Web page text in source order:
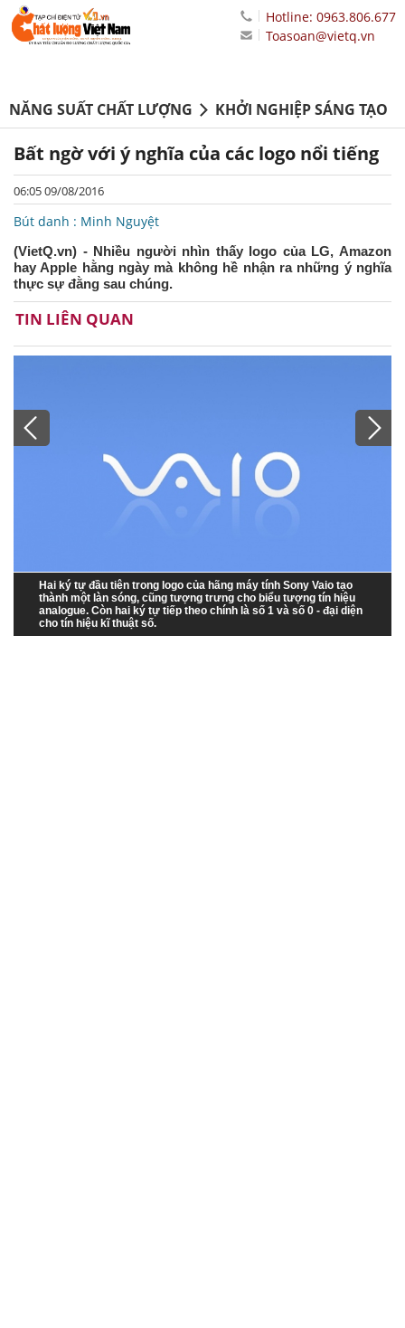
Hotline: 0963.806.677
Toasoan@vietq.vn
NĂNG SUẤT CHẤT LƯỢNG KHỞI NGHIỆP SÁNG TẠO
Bất ngờ với ý nghĩa của các logo nổi tiếng
06:05 09/08/2016
Bút danh : Minh Nguyệt
(VietQ.vn) - Nhiều người nhìn thấy logo của LG, Amazon
hay Apple hằng ngày mà không hề nhận ra những ý nghĩa
thực sự đằng sau chúng.
TIN LIÊN QUAN
Hai ký tự đầu tiên trong logo của hãng máy tính Sony Vaio tạo
thành một làn sóng, cũng tượng trưng cho biểu tượng tín hiệu
analogue. Còn hai ký tự tiếp theo chính là số 1 và số 0 - đại diện
cho tín hiệu kĩ thuật số.